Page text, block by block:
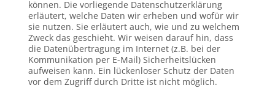
können. Die vorliegende Datenschutzerklärung
erläutert, welche Daten wir erheben und wofür wir
sie nutzen. Sie erläutert auch, wie und zu welchem
Zweck das geschieht. Wir weisen darauf hin, dass
die Datenübertragung im Internet (z.B. bei der
Kommunikation per E-Mail) Sicherheitslücken
aufweisen kann. Ein lückenloser Schutz der Daten
vor dem Zugriff durch Dritte ist nicht möglich.